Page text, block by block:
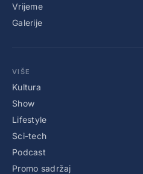
Vrijeme
Galerije
VIŠE
Kultura
Show
Lifestyle
Sci-tech
Podcast
Promo sadržaj